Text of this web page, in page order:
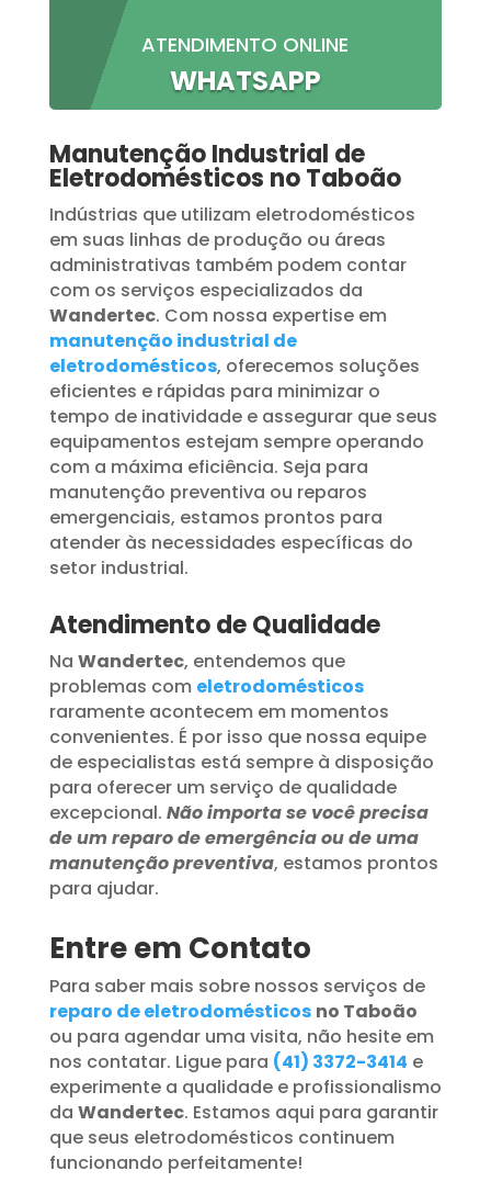
ATENDIMENTO ONLINE
WHATSAPP
Manutenção Industrial de
Eletrodomésticos no Taboão
Indústrias que utilizam eletrodomésticos
em suas linhas de produção ou áreas
administrativas também podem contar
com os serviços especializados da
Wandertec. Com nossa expertise em
manutenção industrial de
eletrodomésticos, oferecemos soluções
eficientes e rápidas para minimizar o
tempo de inatividade e assegurar que seus
equipamentos estejam sempre operando
com a máxima eficiência. Seja para
manutenção preventiva ou reparos
emergenciais, estamos prontos para
atender às necessidades específicas do
setor industrial.
Atendimento de Qualidade
Na Wandertec, entendemos que
problemas com eletrodomésticos
raramente acontecem em momentos
convenientes. É por isso que nossa equipe
de especialistas está sempre à disposição
para oferecer um serviço de qualidade
excepcional. Não importa se você precisa
de um reparo de emergência ou de uma
manutenção preventiva, estamos prontos
para ajudar.
Entre em Contato
Para saber mais sobre nossos serviços de
reparo de eletrodomésticos no Taboão
ou para agendar uma visita, não hesite em
nos contatar. Ligue para (41) 3372-3414 e
experimente a qualidade e profissionalismo
da Wandertec. Estamos aqui para garantir
que seus eletrodomésticos continuem
funcionando perfeitamente!